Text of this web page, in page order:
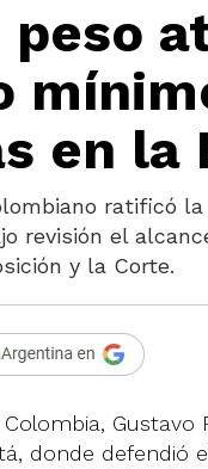
peso
en la
ratificó
revisión el
y la Corte.
donde defendió